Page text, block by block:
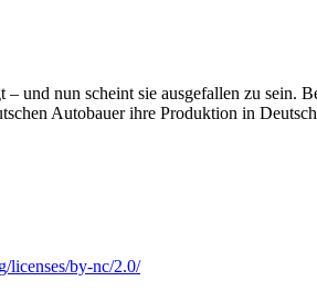
und nun scheint sie ausgefallen zu sein.
Autobauer ihre Produktion in
licenses/by-nc/2.0/